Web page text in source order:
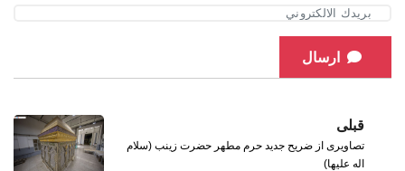
ارسال
قبلی
تصاویری از ضریح جدید حرم مطهر حضرت زینب (سلام
اله علیها)